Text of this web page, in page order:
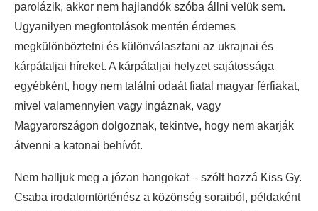
parolázik, akkor nem hajlandók szóba állni velük sem.
Ugyanilyen megfontolások mentén érdemes
megkülönböztetni és különválasztani az ukrajnai és
kárpátaljai híreket. A kárpátaljai helyzet sajátossága
egyébként, hogy nem találni odaát fiatal magyar férfiakat,
mivel valamennyien vagy ingáznak, vagy
Magyarországon dolgoznak, tekintve, hogy nem akarják
átvenni a katonai behívót.
Nem halljuk meg a józan hangokat – szólt hozzá Kiss Gy.
Csaba irodalomtörténész a közönség soraiból, példaként